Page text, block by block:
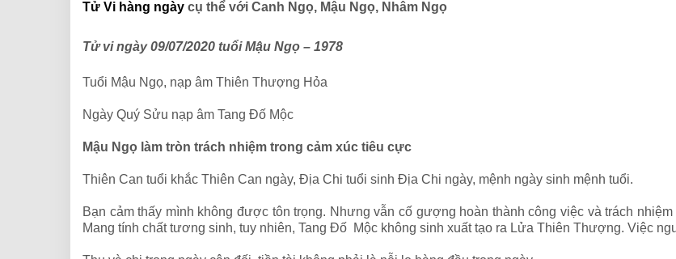
Tử Vi hàng ngày cụ thể với Canh Ngọ, Mậu Ngọ, Nhâm Ngọ
Tử vi ngày 09/07/2020 tuổi Mậu Ngọ – 1978
Tuổi Mậu Ngọ, nạp âm Thiên Thượng Hỏa
Ngày Quý Sửu nạp âm Tang Đố Mộc
Mậu Ngọ làm tròn trách nhiệm trong cảm xúc tiêu cực
Thiên Can tuổi khắc Thiên Can ngày, Địa Chi tuổi sinh Địa Chi ngày, mệnh ngày sinh mệnh tuổi.
Bạn cảm thấy mình không được tôn trọng. Nhưng vẫn cố gượng hoàn thành công việc và trách
Mang tính chất tương sinh, tuy nhiên, Tang Đố Mộc không sinh xuất tạo ra Lửa Thiên Thượng. Việc